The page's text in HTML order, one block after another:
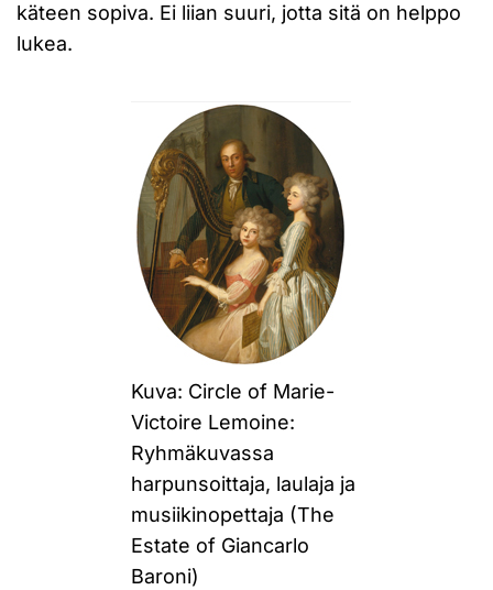
käteen sopiva. Ei liian suuri, jotta sitä on helppo
lukea.
Kuva: Circle of Marie-
Victoire Lemoine:
Ryhmäkuvassa
harpunsoittaja, laulaja ja
musiikinopettaja (The
Estate of Giancarlo
Baroni)